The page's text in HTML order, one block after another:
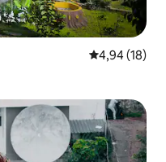
Просечна
4,94 (18)
гостите“